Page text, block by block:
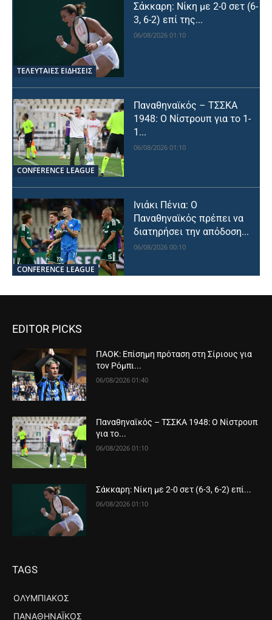
ΤΕΛΕΥΤΑΙΕΣ ΕΙΔΗΣΕΙΣ
Σάκκαρη: Νίκη με 2-0 σετ (6-
3, 6-2) επί της...
06/08/2026 01:10
CONFERENCE LEAGUE
Παναθηναϊκός – ΤΣΣΚΑ
1948: Ο Νίστρουπ για το 1-
1...
06/08/2026 01:10
CONFERENCE LEAGUE
Ινιάκι Πένια: Ο
Παναθηναϊκός πρέπει να
διατηρήσει την απόδοση...
06/08/2026 00:10
EDITOR PICKS
ΠΑΟΚ: Επίσημη πρόταση στη Σίριους για
τον Ρόμπι...
06/08/2026 01:40
Παναθηναϊκός – ΤΣΣΚΑ 1948: Ο Νίστρουπ
για το...
06/08/2026 01:10
Σάκκαρη: Νίκη με 2-0 σετ (6-3, 6-2) επί...
06/08/2026 01:10
TAGS
ΟΛΥΜΠΙΑΚΌΣ
ΠΑΝΑΘΗΝΑΪΚΌΣ